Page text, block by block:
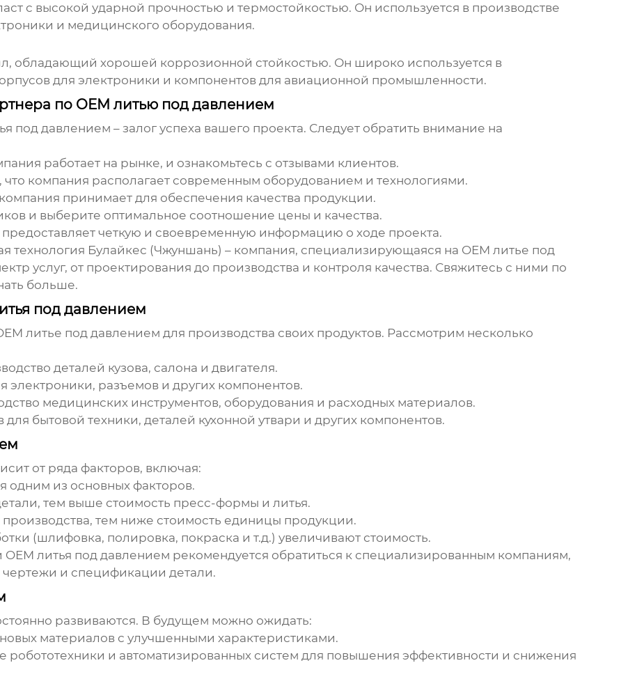
с высокой ударной прочностью и термостойкостью. Он используется в производстве
и медицинского оборудования.
обладающий хорошей коррозионной стойкостью. Он широко используется в
для электроники и компонентов для авиационной промышленности.
по OEM литью под давлением
под давлением – залог успеха вашего проекта. Следует обратить внимание на
работает на рынке, и ознакомьтесь с отзывами клиентов.
что компания располагает современным оборудованием и технологиями.
принимает для обеспечения качества продукции.
и выберите оптимальное соотношение цены и качества.
четкую и своевременную информацию о ходе проекта.
технология Булайкес (Чжуншань) – компания, специализирующаяся на OEM литье под
услуг, от проектирования до производства и контроля качества. Свяжитесь с ними по
больше.
под давлением
литье под давлением для производства своих продуктов. Рассмотрим несколько
деталей кузова, салона и двигателя.
электроники, разъемов и других компонентов.
медицинских инструментов, оборудования и расходных материалов.
бытовой техники, деталей кухонной утвари и других компонентов.
от ряда факторов, включая:
одним из основных факторов.
тем выше стоимость пресс-формы и литья.
тем ниже стоимость единицы продукции.
(шлифовка, полировка, покраска и т.д.) увеличивают стоимость.
OEM литья под давлением рекомендуется обратиться к специализированным компаниям,
чертежи и спецификации детали.
развиваются. В будущем можно ожидать:
материалов с улучшенными характеристиками.
робототехники и автоматизированных систем для повышения эффективности и снижения